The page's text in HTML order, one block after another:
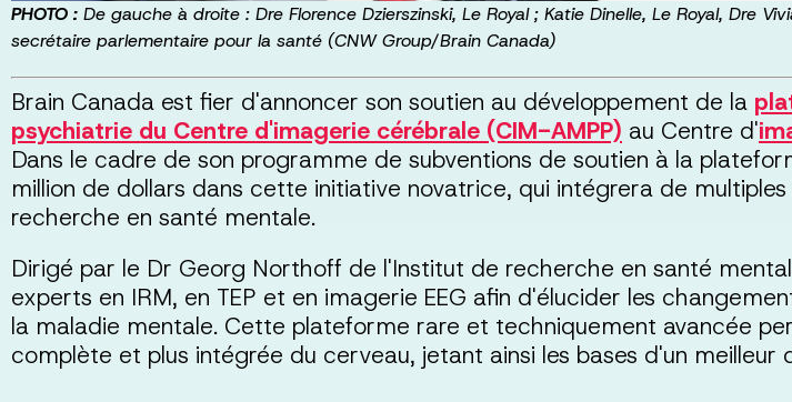
PHOTO : De gauche à droite : Dre Florence Dzierszinski, Le Royal ; Katie Dinelle, Le Royal, Dre
secrétaire parlementaire pour la santé (CNW Group/Brain Canada)
Brain Canada est fier d'annoncer son soutien au développement de la
psychiatrie du Centre d'imagerie cérébrale (CIM-AMPP) au Centre d'
Dans le cadre de son programme de subventions de soutien à la
million de dollars dans cette initiative novatrice, qui intégrera de
recherche en santé mentale.
Dirigé par le Dr Georg Northoff de l'Institut de recherche en santé
experts en IRM, en TEP et en imagerie EEG afin d'élucider les
la maladie mentale. Cette plateforme rare et techniquement avancée
complète et plus intégrée du cerveau, jetant ainsi les bases d'un